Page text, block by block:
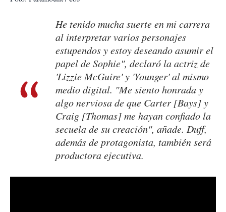
He tenido mucha suerte en mi carrera
al interpretar varios personajes
estupendos y estoy deseando asumir el
papel de Sophie", declaró la actriz de
'Lizzie McGuire' y 'Younger' al mismo
medio digital. "Me siento honrada y
algo nerviosa de que Carter [Bays] y
Craig [Thomas] me hayan confiado la
secuela de su creación", añade. Duff,
además de protagonista, también será
productora ejecutiva.